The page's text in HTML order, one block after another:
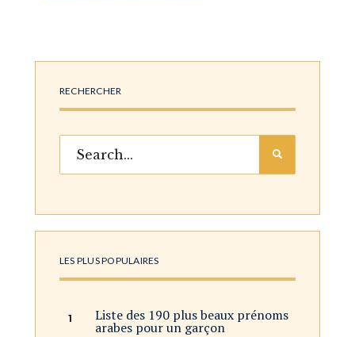
RECHERCHER
LES PLUS POPULAIRES
Liste des 190 plus beaux prénoms
arabes pour un garçon